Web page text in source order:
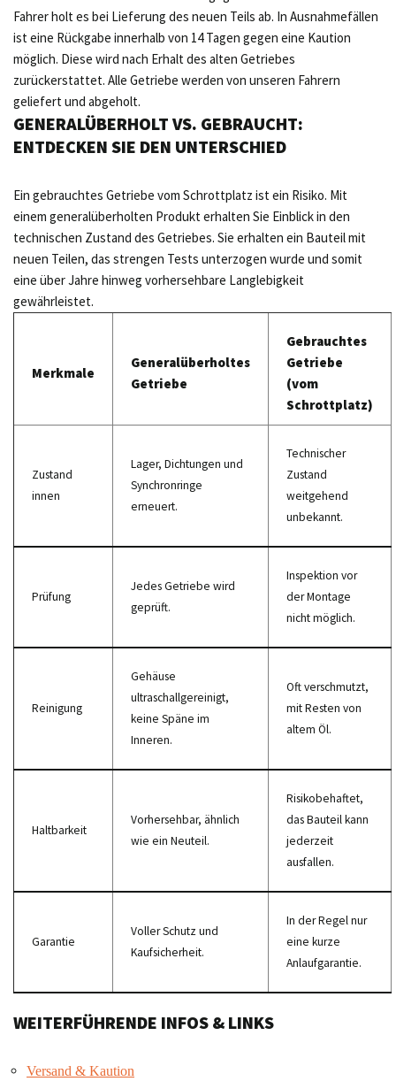
Fahrer holt es bei Lieferung des neuen Teils ab. In Ausnahmefällen
ist eine Rückgabe innerhalb von 14 Tagen gegen eine Kaution
möglich. Diese wird nach Erhalt des alten Getriebes
zurückerstattet. Alle Getriebe werden von unseren Fahrern
geliefert und abgeholt.
GENERALÜBERHOLT VS. GEBRAUCHT:
ENTDECKEN SIE DEN UNTERSCHIED
Ein gebrauchtes Getriebe vom Schrottplatz ist ein Risiko. Mit
einem generalüberholten Produkt erhalten Sie Einblick in den
technischen Zustand des Getriebes. Sie erhalten ein Bauteil mit
neuen Teilen, das strengen Tests unterzogen wurde und somit
eine über Jahre hinweg vorhersehbare Langlebigkeit
gewährleistet.
Merkmale
Generalüberholtes
Getriebe
Gebrauchtes
Getriebe
(vom
Schrottplatz)
Zustand
innen
Lager, Dichtungen und
Synchronringe
erneuert.
Technischer
Zustand
weitgehend
unbekannt.
Prüfung
Jedes Getriebe wird
geprüft.
Inspektion vor
der Montage
nicht möglich.
Reinigung
Gehäuse
ultraschallgereinigt,
keine Späne im
Inneren.
Oft verschmutzt,
mit Resten von
altem Öl.
Haltbarkeit
Vorhersehbar, ähnlich
wie ein Neuteil.
Risikobehaftet,
das Bauteil kann
jederzeit
ausfallen.
Garantie
Voller Schutz und
Kaufsicherheit.
In der Regel nur
eine kurze
Anlaufgarantie.
WEITERFÜHRENDE INFOS & LINKS
Versand & Kaution